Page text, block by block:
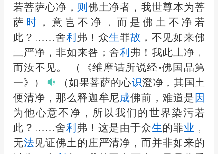
若菩萨心净， 则 佛土净者，我世尊本为菩
萨 时
，意岂不净，而是佛土不净若
此？……舍利 弗！众生罪故 ，不见如来佛
土严净，非如来咎；舍利 弗！我此土净，
而汝不见。
（《维摩诘所说经•佛国品第
一》）
（如果菩萨的心识澄净，其国土
便清净，那么释迦牟尼成佛前，难道是 因
为他心意不净，所以我们的世界染污若
此？……舍利 弗！这是由于众生的罪业 ，
无法 见证佛土的庄严清净，而并非如来的